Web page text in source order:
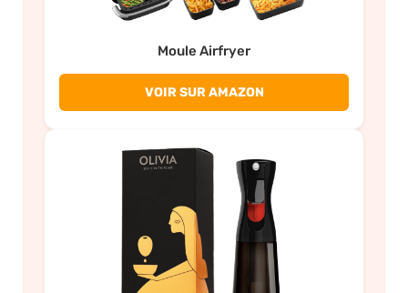
Moule Airfryer
VOIR SUR AMAZON